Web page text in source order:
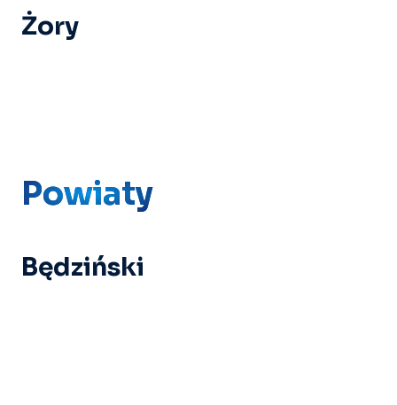
Żory
Powiaty
Będziński